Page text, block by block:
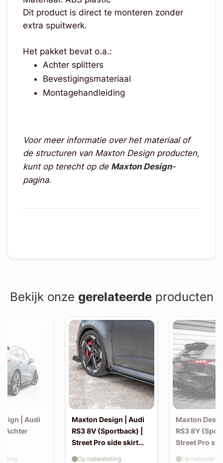
Dit product is direct te monteren zonder
extra spuitwerk.
Het pakket bevat o.a.:
Achter splitters
Bevestigingsmateriaal
Montagehandleiding
Voor meer informatie over het materiaal of
de structuren van Maxton Design producten,
kunt op terecht op de Maxton Design-
pagina.
Bekijk onze gerelateerdeproducten
| Audi
| Achter
Maxton Design | Audi
RS3 8V (Sportback) |
Street Pro side skirt
Op nabestelling
Maxton
RS3 8Y
Street Pro
Op